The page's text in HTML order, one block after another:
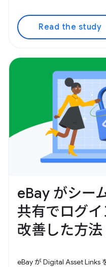
Read the study
eBay がシー
共有でログ
改善した方法
eBay が Digital Asset Links